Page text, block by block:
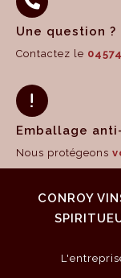
Une question ?
Contactez le
Emballage
Nous protégeons
CONROY